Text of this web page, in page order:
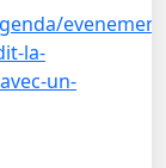
la-
un-